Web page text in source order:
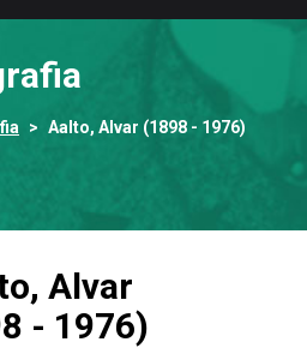
Aalto, Alvar (1898 - 1976)
Alvar
- 1976)